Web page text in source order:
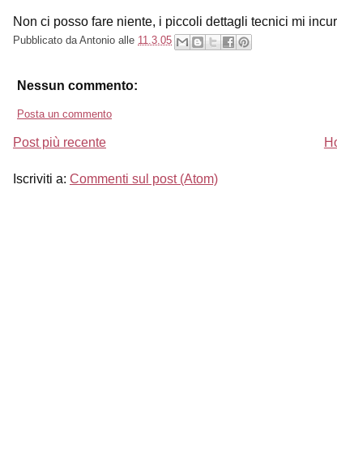
Non ci posso fare niente, i piccoli dettagli tecnici mi
Pubblicato da Antonio alle 11.3.05
Nessun commento:
Posta un commento
Post più recente
Iscriviti a: Commenti sul post (Atom)